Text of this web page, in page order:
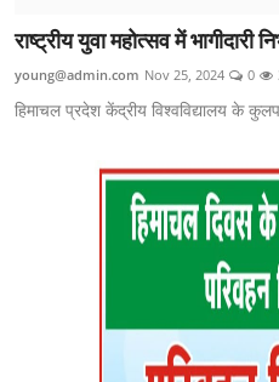
राष्ट्रीय युवा महोत्सव में भागीदारी
young@admin.com Nov 25, 2024 0
हिमाचल प्रदेश केंद्रीय विश्वविद्यालय के